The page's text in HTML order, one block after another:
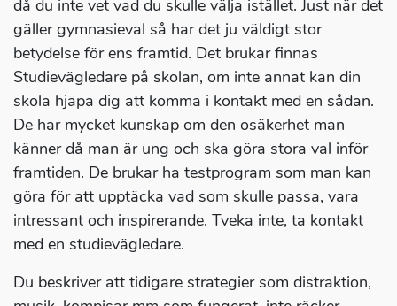
då du inte vet vad du skulle välja istället. Just när det
gäller gymnasieval så har det ju väldigt stor
betydelse för ens framtid. Det brukar finnas
Studievägledare på skolan, om inte annat kan din
skola hjäpa dig att komma i kontakt med en sådan.
De har mycket kunskap om den osäkerhet man
känner då man är ung och ska göra stora val inför
framtiden. De brukar ha testprogram som man kan
göra för att upptäcka vad som skulle passa, vara
intressant och inspirerande. Tveka inte, ta kontakt
med en studievägledare.
Du beskriver att tidigare strategier som distraktion,